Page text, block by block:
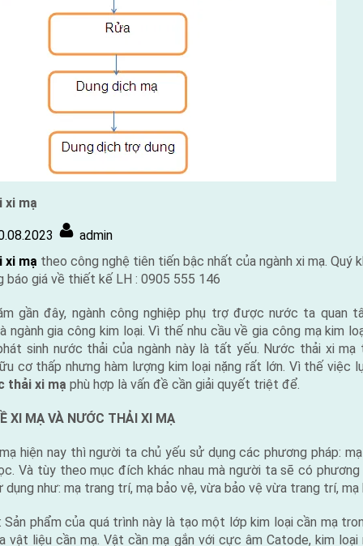
xi mạ
By
admin
xi mạ theo công nghệ tiên tiến bậc nhất của ngành xi mạ. Quý
báo giá về thiết kế LH : 0905 555 146
gần đây, ngành công nghiệp phụ trợ được nước ta quan
ngành gia công kim loại. Vì thế nhu cầu về gia công mạ kim
sinh nước thải của ngành này là tất yếu. Nước thải xi mạ
cơ thấp nhưng hàm lượng kim loại nặng rất lớn. Vì thế việc
thải xi mạ phù hợp là vấn đề cần giải quyết triệt để.
XI MẠ VÀ NƯỚC THẢI XI MẠ
hiện nay thì người ta chủ yếu sử dụng các phương pháp:
Và tùy theo mục đích khác nhau mà người ta sẽ có
dụng như: mạ trang trí, mạ bảo vệ, vừa bảo vệ vừa trang trí,
phẩm của quá trình này là tạo một lớp kim loại cần mạ
vật liệu cần mạ. Vật cần mạ gắn với cực âm Catode, kim